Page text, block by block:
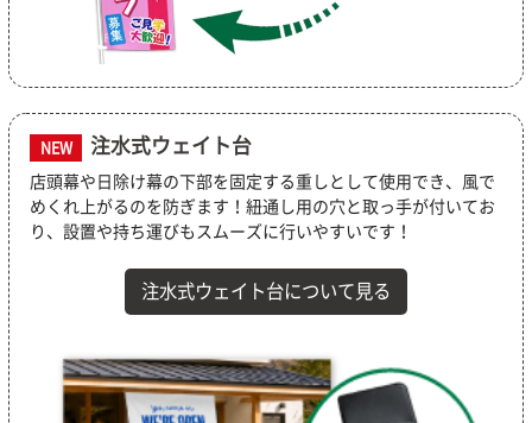
NEW 注水式ウェイト台
店頭幕や日除け幕の下部を固定する重しとして使用でき、風で
めくれ上がるのを防ぎます！紐通し用の穴と取っ手が付いてお
り、設置や持ち運びもスムーズに行いやすいです！
注水式ウェイト台について見る